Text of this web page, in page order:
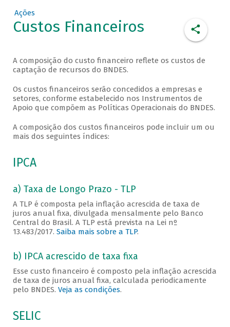
Ações
Custos Financeiros
A composição do custo financeiro reflete os custos de
captação de recursos do BNDES.
Os custos financeiros serão concedidos a empresas e
setores, conforme estabelecido nos Instrumentos de
Apoio que compõem as Políticas Operacionais do BNDES.
A composição dos custos financeiros pode incluir um ou
mais dos seguintes índices:
IPCA
a) Taxa de Longo Prazo - TLP
A TLP é composta pela inflação acrescida de taxa de
juros anual fixa, divulgada mensalmente pelo Banco
Central do Brasil. A TLP está prevista na Lei nº
13.483/2017. Saiba mais sobre a TLP.
b) IPCA acrescido de taxa fixa
Esse custo financeiro é composto pela inflação acrescida
de taxa de juros anual fixa, calculada periodicamente
pelo BNDES. Veja as condições.
SELIC